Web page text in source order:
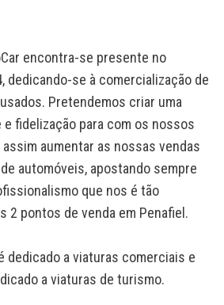
encontra-se presente no
dedicando-se à comercialização de
Pretendemos criar uma
e fidelização para com os nossos
aumentar as nossas vendas
automóveis, apostando sempre
que nos é tão
2 pontos de venda em Penafiel.
dedicado a viaturas comerciais e
a viaturas de turismo.